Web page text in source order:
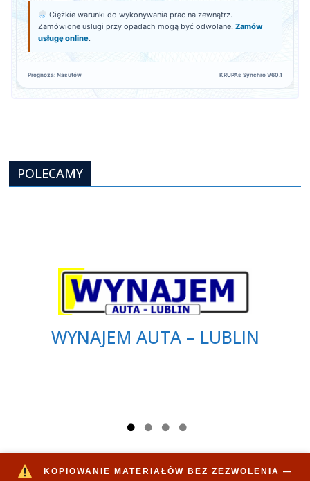
Ciężkie warunki do wykonywania prac na zewnątrz.
Zamówione usługi przy opadach mogą być odwołane. Zamów
usługę online.
Prognoza: Nasutów KRUPAs Synchro V60.1
POLECAMY
WYNAJEM AUTA – LUBLIN
KOPIOWANIE MATERIAŁÓW BEZ ZEZWOLENIA —